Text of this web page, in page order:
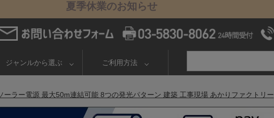
夏季休業のお知らせ
ジャンルから選ぶ ご利用方法
ーラー電源 最大50m連結可能 8つの発光パターン 建築 工事現場 あかりファクトリー